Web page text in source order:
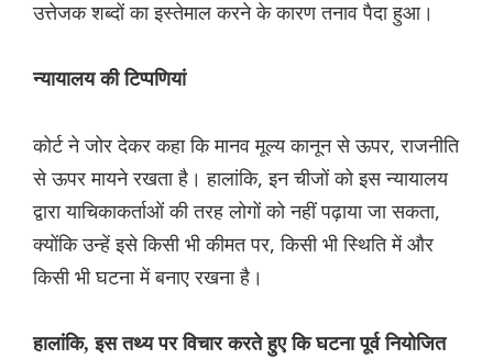
उत्तेजक शब्दों का इस्तेमाल करने के कारण तनाव पैदा हुआ।
न्यायालय की टिप्पणियां
कोर्ट ने जोर देकर कहा कि मानव मूल्य कानून से ऊपर, राजनीति
से ऊपर मायने रखता है। हालांकि, इन चीजों को इस न्यायालय
द्वारा याचिकाकर्ताओं की तरह लोगों को नहीं पढ़ाया जा सकता,
क्योंकि उन्हें इसे किसी भी कीमत पर, किसी भी स्थिति में और
किसी भी घटना में बनाए रखना है।
हालांकि, इस तथ्य पर विचार करते हुए कि घटना पूर्व नियोजित